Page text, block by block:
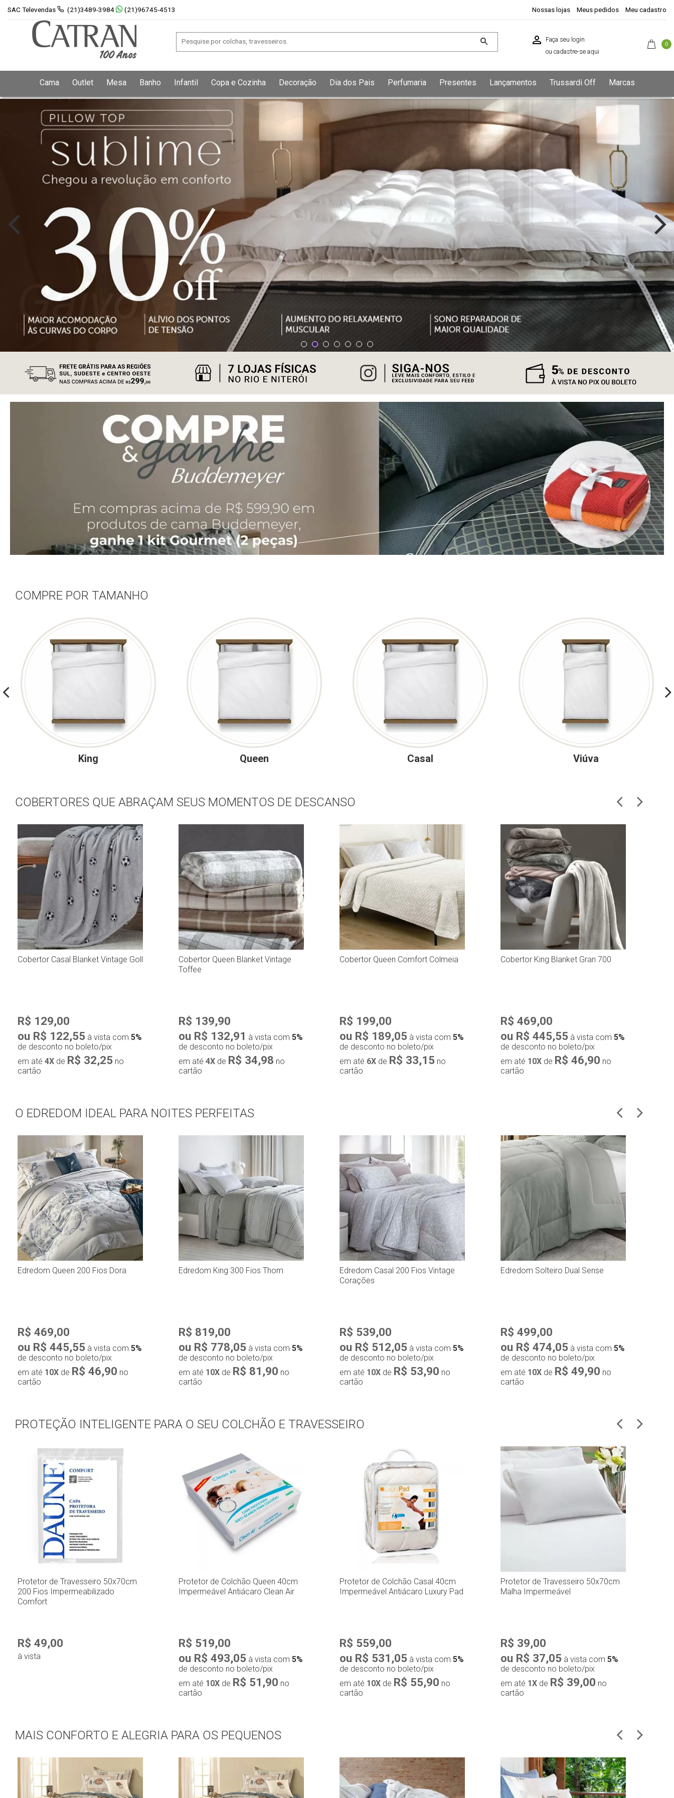
SAC Televendas (21)3489-3984 (21)96745-4513 Nossas lojas Meus pedidos Meu cadastro
Faça seu login
ou cadastre-se aqui
0
Cama Outlet Mesa Banho Infantil Copa e Cozinha Decoração Dia dos Pais Perfumaria Presentes Lançamentos Trussardi Off Marcas
COMPRE POR TAMANHO
King Queen Casal Viúva
COBERTORES QUE ABRAÇAM SEUS MOMENTOS DE DESCANSO
Cobertor Casal Blanket Vintage Goll
R$ 129,00
ou R$ 122,55 à vista com 5%
de desconto no boleto/pix
em até 4X de R$ 32,25 no
cartão
Compra rápida
Cobertor Queen Blanket Vintage
Toffee
R$ 139,90
ou R$ 132,91 à vista com 5%
de desconto no boleto/pix
em até 4X de R$ 34,98 no
cartão
Compra rápida
Cobertor Queen Comfort Colmeia
R$ 199,00
ou R$ 189,05 à vista com 5%
de desconto no boleto/pix
em até 6X de R$ 33,15 no
cartão
Cobertor King Blanket Gran 700
R$ 469,00
ou R$ 445,55 à vista com 5%
de desconto no boleto/pix
em até 10X de R$ 46,90 no
cartão
O EDREDOM IDEAL PARA NOITES PERFEITAS
Edredom Queen 200 Fios Dora
R$ 469,00
ou R$ 445,55 à vista com 5%
de desconto no boleto/pix
em até 10X de R$ 46,90 no
cartão
Compra rápida
Edredom King 300 Fios Thom
R$ 819,00
ou R$ 778,05 à vista com 5%
de desconto no boleto/pix
em até 10X de R$ 81,90 no
cartão
Compra rápida
Edredom Casal 200 Fios Vintage
Corações
R$ 539,00
ou R$ 512,05 à vista com 5%
de desconto no boleto/pix
em até 10X de R$ 53,90 no
cartão
Compra rápida
Edredom Solteiro Dual Sense
R$ 499,00
ou R$ 474,05 à vista com 5%
de desconto no boleto/pix
em até 10X de R$ 49,90 no
cartão
PROTEÇÃO INTELIGENTE PARA O SEU COLCHÃO E TRAVESSEIRO
Protetor de Travesseiro 50x70cm
200 Fios Impermeabilizado
Comfort
R$ 49,00
à vista
Protetor de Colchão Queen 40cm
Impermeável Antiácaro Clean Air
R$ 519,00
ou R$ 493,05 à vista com 5%
de desconto no boleto/pix
em até 10X de R$ 51,90 no
cartão
Compra rápida
Protetor de Colchão Casal 40cm
Impermeável Antiácaro Luxury Pad
R$ 559,00
ou R$ 531,05 à vista com 5%
de desconto no boleto/pix
em até 10X de R$ 55,90 no
cartão
Protetor de Travesseiro 50x70cm
Malha Impermeável
R$ 39,00
ou R$ 37,05 à vista com 5%
de desconto no boleto/pix
em até 1X de R$ 39,00 no
cartão
MAIS CONFORTO E ALEGRIA PARA OS PEQUENOS